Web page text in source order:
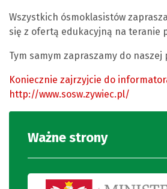
Wszystkich ósmoklasistów
się z ofertą edukacyjną na teranie
Tym samym zapraszamy do naszej
Koniecznie zajrzyjcie do
http://www.sosw.zywiec.pl/
Ważne strony